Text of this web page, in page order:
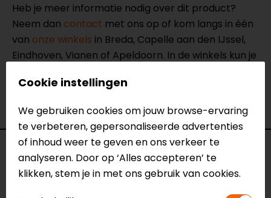
Heb je meer informatie nodig over dit product?
Neem dan contact met ons op of kom langs in één
van onze winkels in Breda, Capelle aan den IJssel,
Eindhoven, Vianen of Apeldoorn. In de winkels kun je
verkoopmedewerkers voor je klaar met advies.
Specificaties
SP Weather Cover A55
Cookie instellingen
We gebruiken cookies om jouw browse-ervaring
te verbeteren, gepersonaliseerde advertenties
of inhoud weer te geven en ons verkeer te
analyseren. Door op ‘Alles accepteren’ te
klikken, stem je in met ons gebruik van cookies.